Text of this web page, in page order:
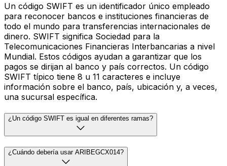
Un código SWIFT es un identificador único empleado
para reconocer bancos e instituciones financieras de
todo el mundo para transferencias internacionales de
dinero. SWIFT significa Sociedad para la
Telecomunicaciones Financieras Interbancarias a nivel
Mundial. Estos códigos ayudan a garantizar que los
pagos se dirijan al banco y país correctos. Un código
SWIFT típico tiene 8 u 11 caracteres e incluye
información sobre el banco, país, ubicación y, a veces,
una sucursal específica.
¿Un código SWIFT es igual en diferentes ramas?
¿Cuándo debería usar ARIBEGCX014?